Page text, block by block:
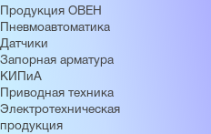
Продукция ОВЕН
Пневмоавтоматика
Датчики
Запорная арматура
КИПиА
Приводная техника
Электротехническая
продукция